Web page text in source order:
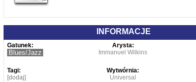
INFORMACJE
Gatunek:
Blues/Jazz
Arysta:
Immanuel Wilkins
Tagi:
[dodaj]
Wytwórnia:
Universal